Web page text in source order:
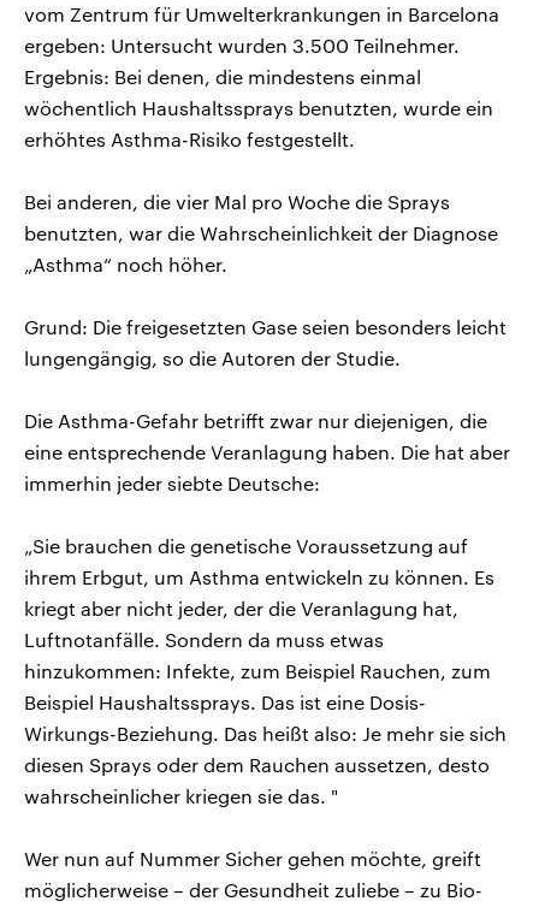
vom Zentrum für Umwelterkrankungen in Barcelona
ergeben: Untersucht wurden 3.500 Teilnehmer.
Ergebnis: Bei denen, die mindestens einmal
wöchentlich Haushaltssprays benutzten, wurde ein
erhöhtes Asthma-Risiko festgestellt.
Bei anderen, die vier Mal pro Woche die Sprays
benutzten, war die Wahrscheinlichkeit der Diagnose
„Asthma“ noch höher.
Grund: Die freigesetzten Gase seien besonders leicht
lungengängig, so die Autoren der Studie.
Die Asthma-Gefahr betrifft zwar nur diejenigen, die
eine entsprechende Veranlagung haben. Die hat aber
immerhin jeder siebte Deutsche:
„Sie brauchen die genetische Voraussetzung auf
ihrem Erbgut, um Asthma entwickeln zu können. Es
kriegt aber nicht jeder, der die Veranlagung hat,
Luftnotanfälle. Sondern da muss etwas
hinzukommen: Infekte, zum Beispiel Rauchen, zum
Beispiel Haushaltssprays. Das ist eine Dosis-
Wirkungs-Beziehung. Das heißt also: Je mehr sie sich
diesen Sprays oder dem Rauchen aussetzen, desto
wahrscheinlicher kriegen sie das. "
Wer nun auf Nummer Sicher gehen möchte, greift
möglicherweise – der Gesundheit zuliebe – zu Bio-